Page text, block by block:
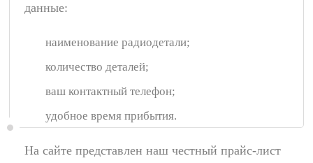
данные:
наименование радиодетали;
количество деталей;
ваш контактный телефон;
удобное время прибытия.
На сайте представлен наш честный прайс-лист